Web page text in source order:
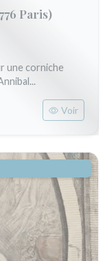
Paris)
une corniche
Voir